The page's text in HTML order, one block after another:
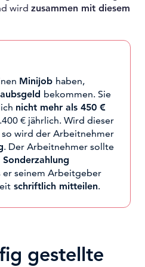
wird zusammen mit diesem
Minijob haben,
bekommen. Sie
nicht mehr als 450 €
€ jährlich. Wird dieser
wird der Arbeitnehmer
. Der Arbeitnehmer sollte
er seinem Arbeitgeber
schriftlich mitteilen.
gestellte